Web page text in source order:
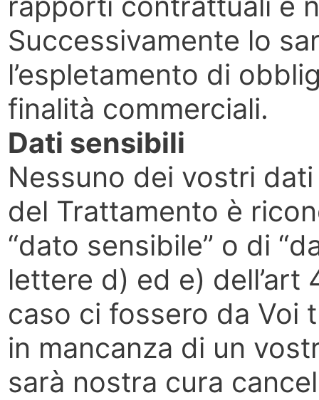
Successivamente lo
l’espletamento di
finalità commerciali.
Dati sensibili
Nessuno dei vostri
del Trattamento è
“dato sensibile” o di
lettere d) ed e) dell’art
caso ci fossero da Voi
in mancanza di un
sarà nostra cura